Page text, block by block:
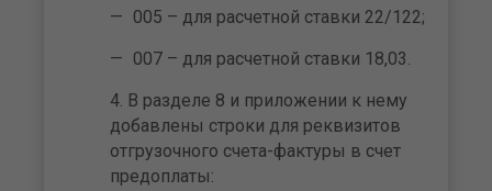
005 – для расчетной ставки 22/122;
007 – для расчетной ставки 18,03.
В разделе 8 и приложении к нему
добавлены строки для реквизитов
отгрузочного счета-фактуры в счет
предоплаты: